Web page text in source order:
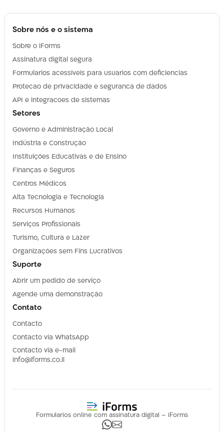
Sobre nós e o sistema
Sobre o iForms
Assinatura digital segura
Formularios acessiveis para usuarios com deficiencias
Protecao de privacidade e seguranca de dados
API e integracoes de sistemas
Setores
Governo e Administração Local
Indústria e Construção
Instituições Educativas e de Ensino
Finanças e Seguros
Centros Médicos
Alta Tecnologia e Tecnologia
Recursos Humanos
Serviços Profissionais
Turismo, Cultura e Lazer
Organizações sem Fins Lucrativos
Suporte
Abrir um pedido de serviço
Agende uma demonstração
Contato
Contacto
Contacto via WhatsApp
Contacto via e-mail
info@iforms.co.il
Formularios online com assinatura digital – iForms